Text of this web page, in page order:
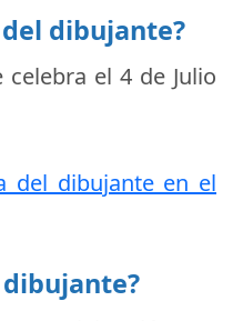
dibujante?
celebra el 4 de Julio
del dibujante en el